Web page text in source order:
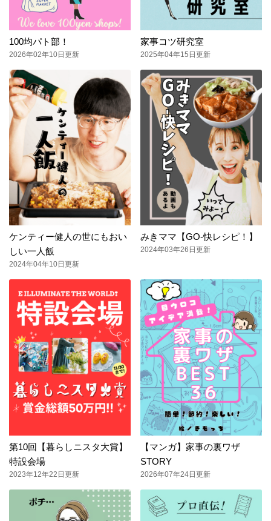
100均パト部！
2026年02年10日更新
家事コツ研究室
2025年04年15日更新
ケンティー健人の世にもおい
しい一人飯
2024年04年10日更新
みきママ【GO-快レシピ！】
2024年03年26日更新
第10回【暮らしニスタ大賞】
特設会場
2023年12年22日更新
【マンガ】家事の裏ワザ
STORY
2026年07年24日更新